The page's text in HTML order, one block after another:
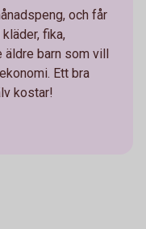
och får
fika,
barn som vill
Ett bra
kostar!